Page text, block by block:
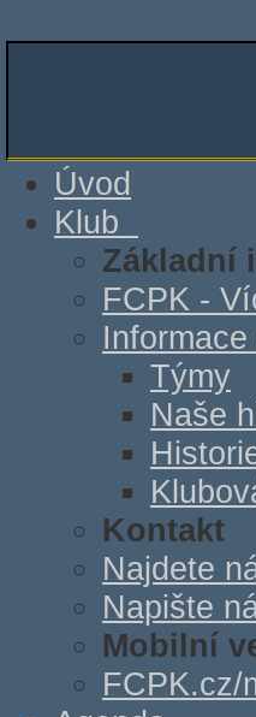
Úvod
Klub
Základní
FCPK -
Týmy
Naše
Kontakt
Najdete
Napište
Mobilní
FCPK.cz/